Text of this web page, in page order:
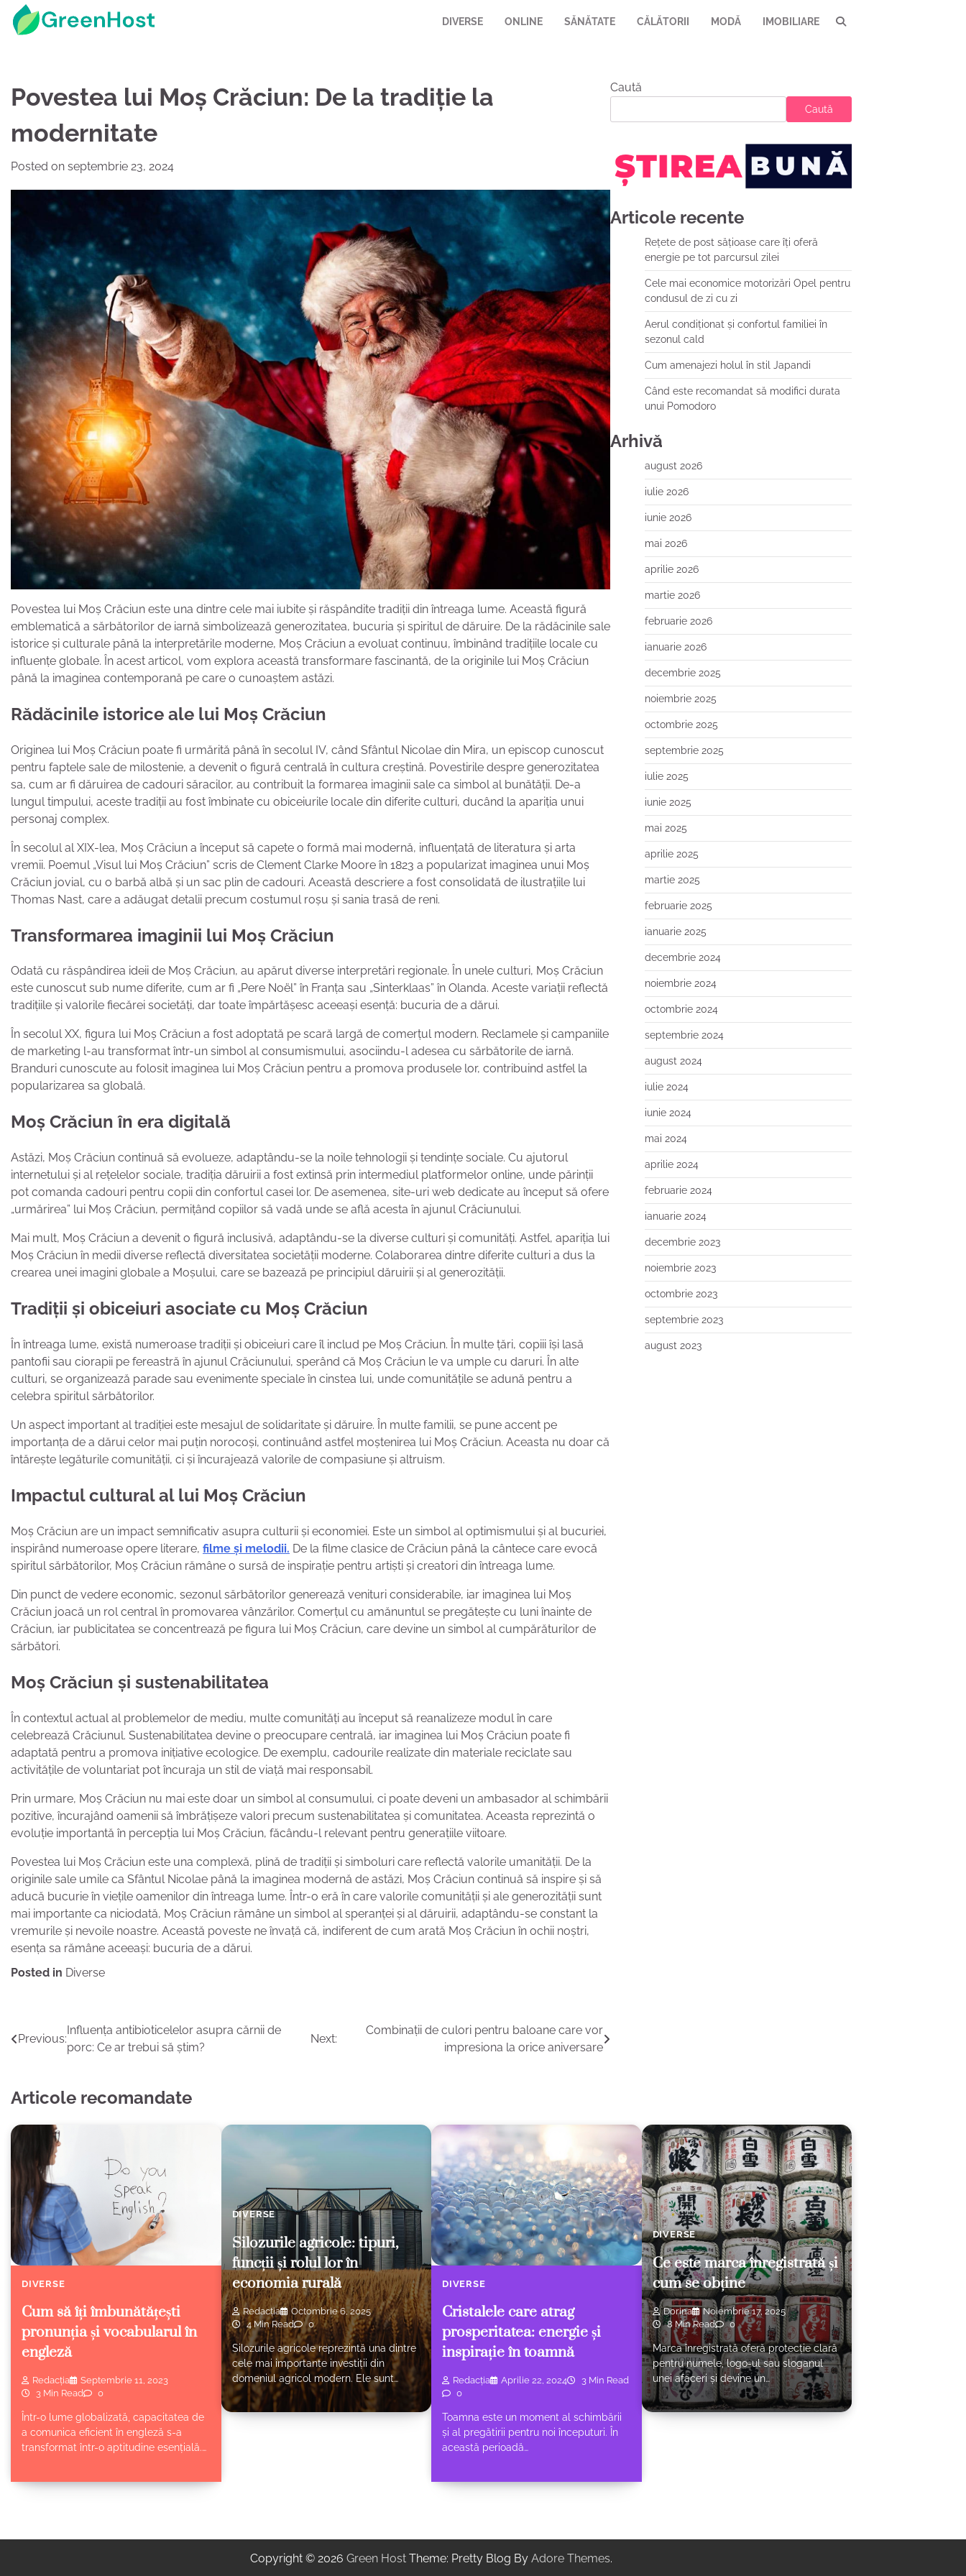
Skip
DIVERSE ONLINE SĂNĂTATE CĂLĂTORII MODĂ IMOBILIARE
Povestea lui Moș Crăciun: De la tradiție la
modernitate
Posted on septembrie 23, 2024
Povestea lui Moș Crăciun este una dintre cele mai iubite și răspândite tradiții din întreaga lume. Această figură
emblematică a sărbătorilor de iarnă simbolizează generozitatea, bucuria și spiritul de dăruire. De la rădăcinile sale
istorice și culturale până la interpretările moderne, Moș Crăciun a evoluat continuu, îmbinând tradițiile locale cu
influențe globale. În acest articol, vom explora această transformare fascinantă, de la originile lui Moș Crăciun
până la imaginea contemporană pe care o cunoaștem astăzi.
Rădăcinile istorice ale lui Moș Crăciun
Originea lui Moș Crăciun poate fi urmărită până în secolul IV, când Sfântul Nicolae din Mira, un episcop cunoscut
pentru faptele sale de milostenie, a devenit o figură centrală în cultura creștină. Povestirile despre generozitatea
sa, cum ar fi dăruirea de cadouri săracilor, au contribuit la formarea imaginii sale ca simbol al bunătății. De-a
lungul timpului, aceste tradiții au fost îmbinate cu obiceiurile locale din diferite culturi, ducând la apariția unui
personaj complex.
În secolul al XIX-lea, Moș Crăciun a început să capete o formă mai modernă, influențată de literatura și arta
vremii. Poemul „Visul lui Moș Crăciun” scris de Clement Clarke Moore în 1823 a popularizat imaginea unui Moș
Crăciun jovial, cu o barbă albă și un sac plin de cadouri. Această descriere a fost consolidată de ilustrațiile lui
Thomas Nast, care a adăugat detalii precum costumul roșu și sania trasă de reni.
Transformarea imaginii lui Moș Crăciun
Odată cu răspândirea ideii de Moș Crăciun, au apărut diverse interpretări regionale. În unele culturi, Moș Crăciun
este cunoscut sub nume diferite, cum ar fi „Pere Noël” în Franța sau „Sinterklaas” în Olanda. Aceste variații reflectă
tradițiile și valorile fiecărei societăți, dar toate împărtășesc aceeași esență: bucuria de a dărui.
În secolul XX, figura lui Moș Crăciun a fost adoptată pe scară largă de comerțul modern. Reclamele și campaniile
de marketing l-au transformat într-un simbol al consumismului, asociindu-l adesea cu sărbătorile de iarnă.
Branduri cunoscute au folosit imaginea lui Moș Crăciun pentru a promova produsele lor, contribuind astfel la
popularizarea sa globală.
Moș Crăciun în era digitală
Astăzi, Moș Crăciun continuă să evolueze, adaptându-se la noile tehnologii și tendințe sociale. Cu ajutorul
internetului și al rețelelor sociale, tradiția dăruirii a fost extinsă prin intermediul platformelor online, unde părinții
pot comanda cadouri pentru copii din confortul casei lor. De asemenea, site-uri web dedicate au început să ofere
„urmărirea” lui Moș Crăciun, permițând copiilor să vadă unde se află acesta în ajunul Crăciunului.
Mai mult, Moș Crăciun a devenit o figură inclusivă, adaptându-se la diverse culturi și comunități. Astfel, apariția lui
Moș Crăciun în medii diverse reflectă diversitatea societății moderne. Colaborarea dintre diferite culturi a dus la
crearea unei imagini globale a Moșului, care se bazează pe principiul dăruirii și al generozității.
Tradiții și obiceiuri asociate cu Moș Crăciun
În întreaga lume, există numeroase tradiții și obiceiuri care îl includ pe Moș Crăciun. În multe țări, copiii își lasă
pantofii sau ciorapii pe fereastră în ajunul Crăciunului, sperând că Moș Crăciun le va umple cu daruri. În alte
culturi, se organizează parade sau evenimente speciale în cinstea lui, unde comunitățile se adună pentru a
celebra spiritul sărbătorilor.
Un aspect important al tradiției este mesajul de solidaritate și dăruire. În multe familii, se pune accent pe
importanța de a dărui celor mai puțin norocoși, continuând astfel moștenirea lui Moș Crăciun. Aceasta nu doar că
întărește legăturile comunității, ci și încurajează valorile de compasiune și altruism.
Impactul cultural al lui Moș Crăciun
Moș Crăciun are un impact semnificativ asupra culturii și economiei. Este un simbol al optimismului și al bucuriei,
inspirând numeroase opere literare, filme și melodii. De la filme clasice de Crăciun până la cântece care evocă
spiritul sărbătorilor, Moș Crăciun rămâne o sursă de inspirație pentru artiști și creatori din întreaga lume.
Din punct de vedere economic, sezonul sărbătorilor generează venituri considerabile, iar imaginea lui Moș
Crăciun joacă un rol central în promovarea vânzărilor. Comerțul cu amănuntul se pregătește cu luni înainte de
Crăciun, iar publicitatea se concentrează pe figura lui Moș Crăciun, care devine un simbol al cumpărăturilor de
sărbători.
Moș Crăciun și sustenabilitatea
În contextul actual al problemelor de mediu, multe comunități au început să reanalizeze modul în care
celebrează Crăciunul. Sustenabilitatea devine o preocupare centrală, iar imaginea lui Moș Crăciun poate fi
adaptată pentru a promova inițiative ecologice. De exemplu, cadourile realizate din materiale reciclate sau
activitățile de voluntariat pot încuraja un stil de viață mai responsabil.
Prin urmare, Moș Crăciun nu mai este doar un simbol al consumului, ci poate deveni un ambasador al schimbării
pozitive, încurajând oamenii să îmbrățișeze valori precum sustenabilitatea și comunitatea. Aceasta reprezintă o
evoluție importantă în percepția lui Moș Crăciun, făcându-l relevant pentru generațiile viitoare.
Povestea lui Moș Crăciun este una complexă, plină de tradiții și simboluri care reflectă valorile umanității. De la
originile sale umile ca Sfântul Nicolae până la imaginea modernă de astăzi, Moș Crăciun continuă să inspire și să
aducă bucurie în viețile oamenilor din întreaga lume. Într-o eră în care valorile comunității și ale generozității sunt
mai importante ca niciodată, Moș Crăciun rămâne un simbol al speranței și al dăruirii, adaptându-se constant la
vremurile și nevoile noastre. Această poveste ne învață că, indiferent de cum arată Moș Crăciun în ochii noștri,
esența sa rămâne aceeași: bucuria de a dărui.
Posted in Diverse
Navigare
articole
Previous:
Influența antibioticelelor asupra cărnii de
porc: Ce ar trebui să știm?
Next:
Combinații de culori pentru baloane care vor
impresiona la orice aniversare
Caută
Caută
Articole recente
Rețete de post sățioase care îți oferă
energie pe tot parcursul zilei
Cele mai economice motorizări Opel pentru
condusul de zi cu zi
Aerul condiționat și confortul familiei în
sezonul cald
Cum amenajezi holul în stil Japandi
Când este recomandat să modifici durata
unui Pomodoro
Arhivă
august 2026
iulie 2026
iunie 2026
mai 2026
aprilie 2026
martie 2026
februarie 2026
ianuarie 2026
decembrie 2025
noiembrie 2025
octombrie 2025
septembrie 2025
iulie 2025
iunie 2025
mai 2025
aprilie 2025
martie 2025
februarie 2025
ianuarie 2025
decembrie 2024
noiembrie 2024
octombrie 2024
septembrie 2024
august 2024
iulie 2024
iunie 2024
mai 2024
aprilie 2024
februarie 2024
ianuarie 2024
decembrie 2023
noiembrie 2023
octombrie 2023
septembrie 2023
august 2023
Articole recomandate
DIVERSE
Cum să îți îmbunătățești
pronunția și vocabularul în
engleză
Redacția
Septembrie 11, 2023
3 Min Read
0
Într-o lume globalizată, capacitatea de
a comunica eficient în engleză s-a
transformat într-o aptitudine esențială.…
DIVERSE
Silozurile agricole: tipuri,
funcții și rolul lor în
economia rurală
Redacția
Octombrie 6, 2025
4 Min Read
0
Silozurile agricole reprezintă una dintre
cele mai importante investiții din
domeniul agricol modern. Ele sunt…
DIVERSE
Cristalele care atrag
prosperitatea: energie și
inspirație în toamnă
Redacția Aprilie 22, 2024
3 Min Read
0
Toamna este un moment al schimbării
și al pregătirii pentru noi începuturi. În
această perioadă…
DIVERSE
Ce este marca înregistrată și
cum se obține
Dorina
Noiembrie 17, 2025
8 Min Read
0
Marca înregistrată oferă protecție clară
pentru numele, logo-ul sau sloganul
unei afaceri și devine un…
Copyright © 2026 Green Host Theme: Pretty Blog By Adore Themes.